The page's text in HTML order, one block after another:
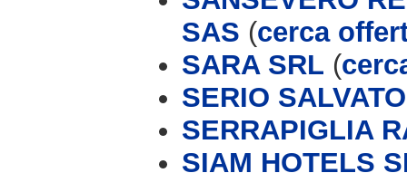
SAS (cerca
SARA SRL (
SERIO
SERRAPIGLIA
SIAM HOTELS